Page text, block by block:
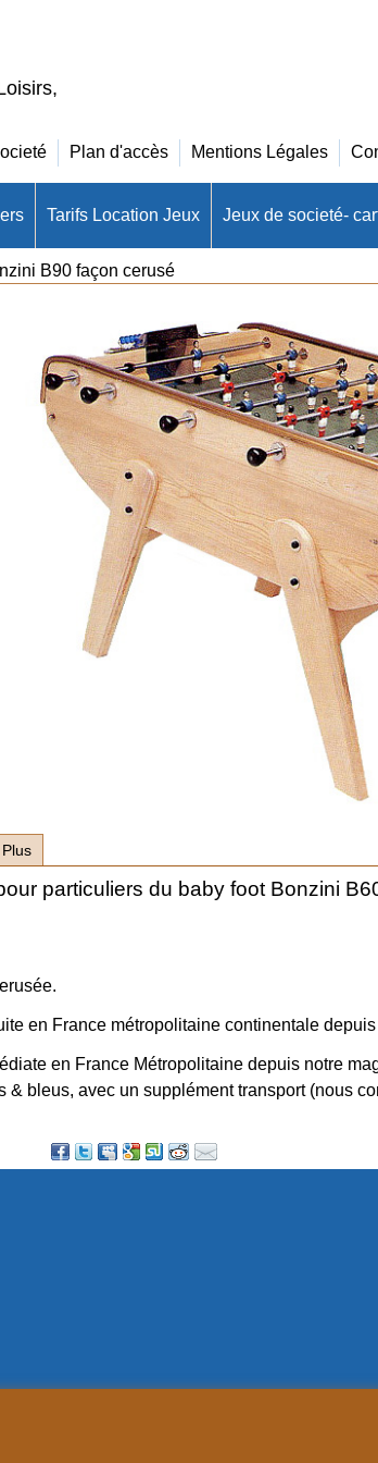
Plan d'accès Mentions Légales
Tarifs Location Jeux Jeux de societé-
B90 façon cerusé
Plus
particuliers du baby foot Bonzini
en France métropolitaine continentale
en France Métropolitaine depuis notre
& bleus, avec un supplément transport (nous